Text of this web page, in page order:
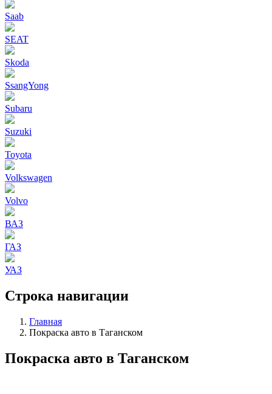
Saab
SEAT
Skoda
SsangYong
Subaru
Suzuki
Toyota
Volkswagen
Volvo
ВАЗ
ГАЗ
УАЗ
Строка навигации
Главная
Покраска авто в Таганском
Покраска авто в Таганском